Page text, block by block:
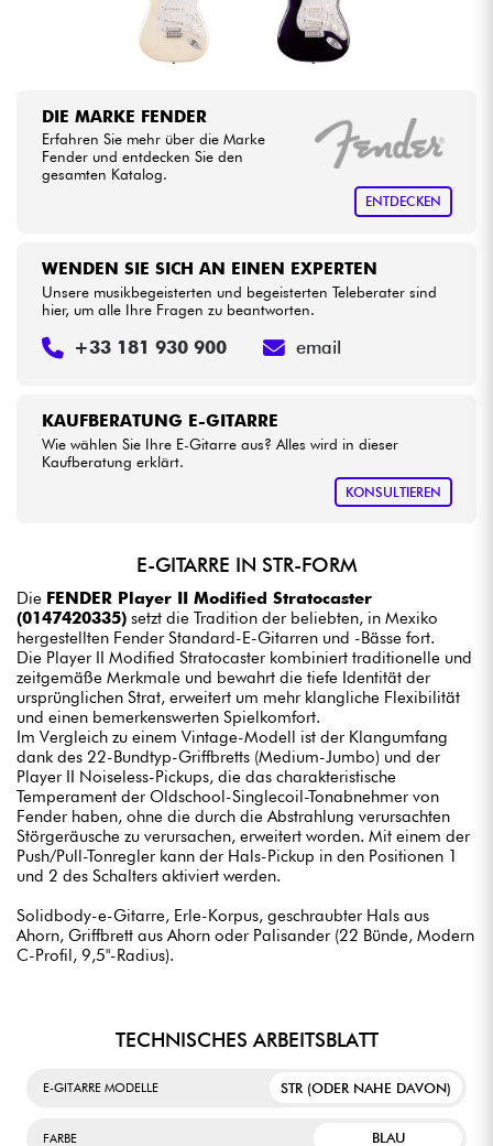
DIE MARKE FENDER
Erfahren Sie mehr über die Marke
Fender und entdecken Sie den
gesamten Katalog.
ENTDECKEN
KAUFBERATUNG E-GITARRE
Wie wählen Sie Ihre E-Gitarre aus? Alles wird in dieser
Kaufberatung erklärt.
KONSULTIEREN
WENDEN SIE SICH AN EINEN EXPERTEN
Unsere musikbegeisterten und begeisterten Teleberater sind
hier, um alle Ihre Fragen zu beantworten.
+33 181 930 900 email
E-GITARRE IN STR-FORM
Die FENDER Player II Modified Stratocaster
(0147420335) setzt die Tradition der beliebten, in Mexiko
hergestellten Fender Standard-E-Gitarren und -Bässe fort.
Die Player II Modified Stratocaster kombiniert traditionelle und
zeitgemäße Merkmale und bewahrt die tiefe Identität der
ursprünglichen Strat, erweitert um mehr klangliche Flexibilität
und einen bemerkenswerten Spielkomfort.
Im Vergleich zu einem Vintage-Modell ist der Klangumfang
dank des 22-Bundtyp-Griffbretts (Medium-Jumbo) und der
Player II Noiseless-Pickups, die das charakteristische
Temperament der Oldschool-Singlecoil-Tonabnehmer von
Fender haben, ohne die durch die Abstrahlung verursachten
Störgeräusche zu verursachen, erweitert worden. Mit einem der
Push/Pull-Tonregler kann der Hals-Pickup in den Positionen 1
und 2 des Schalters aktiviert werden.
Solidbody-e-Gitarre, Erle-Korpus, geschraubter Hals aus
Ahorn, Griffbrett aus Ahorn oder Palisander (22 Bünde, Modern
C-Profil, 9,5"-Radius).
TECHNISCHES ARBEITSBLATT
E-GITARRE MODELLE STR (ODER NAHE DAVON)
FARBE BLAU